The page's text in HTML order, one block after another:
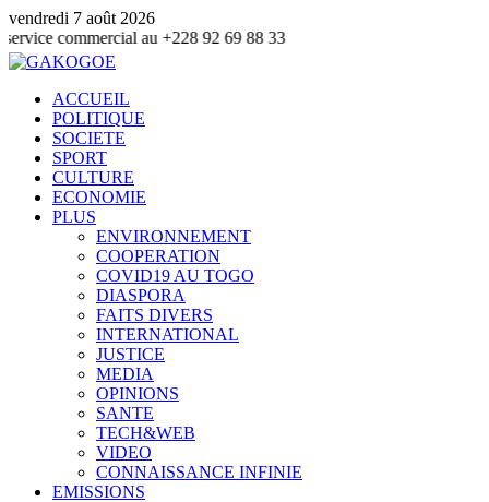
vendredi 7 août 2026
au +228 92 69 88 33
ACCUEIL
POLITIQUE
SOCIETE
SPORT
CULTURE
ECONOMIE
PLUS
ENVIRONNEMENT
COOPERATION
COVID19 AU TOGO
DIASPORA
FAITS DIVERS
INTERNATIONAL
JUSTICE
MEDIA
OPINIONS
SANTE
TECH&WEB
VIDEO
CONNAISSANCE INFINIE
EMISSIONS